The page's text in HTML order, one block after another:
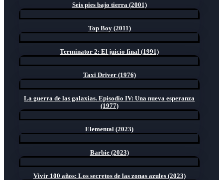
Seis pies bajo tierra (2001)
Top Boy (2011)
Terminator 2: El juicio final (1991)
Taxi Driver (1976)
La guerra de las galaxias. Episodio IV: Una nueva esperanza
(1977)
Elemental (2023)
Barbie (2023)
Vivir 100 años: Los secretos de las zonas azules (2023)